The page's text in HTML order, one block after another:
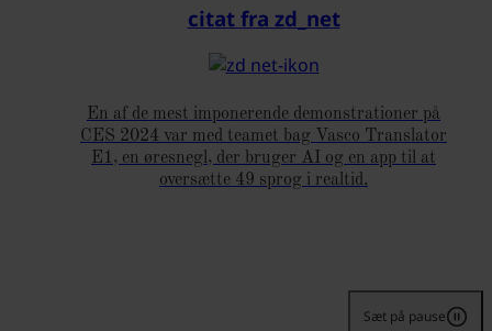
citat fra zd_net
En af de mest imponerende demonstrationer på
CES 2024 var med teamet bag Vasco Translator
E1, en øresnegl, der bruger AI og en app til at
oversætte 49 sprog i realtid.
Sæt på pause